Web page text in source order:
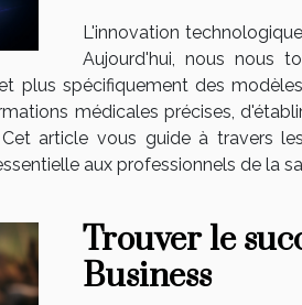
L'innovation
Aujourd'hui, nous nous
plus spécifiquement des
médicales précises,
article vous guide à travers
aux professionnels de la
Trouver le
Business